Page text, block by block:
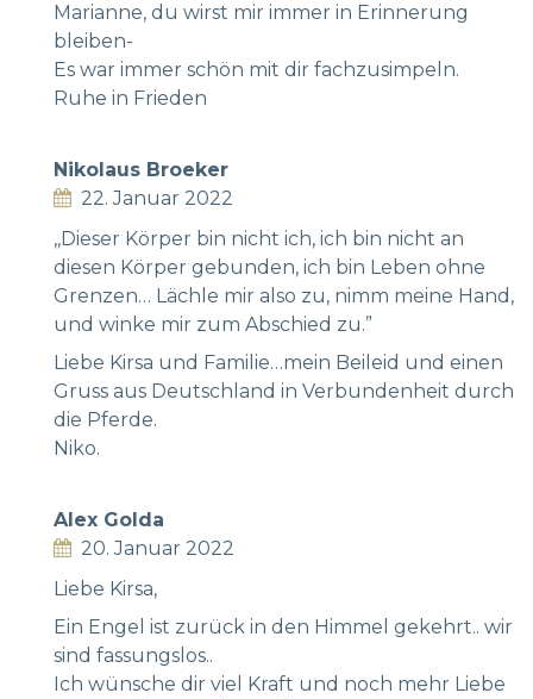
Marianne, du wirst mir immer in Erinnerung
bleiben-
Es war immer schön mit dir fachzusimpeln.
Ruhe in Frieden
Nikolaus Broeker
22. Januar 2022
,,Dieser Körper bin nicht ich, ich bin nicht an
diesen Körper gebunden, ich bin Leben ohne
Grenzen… Lächle mir also zu, nimm meine Hand,
und winke mir zum Abschied zu.”
Liebe Kirsa und Familie…mein Beileid und einen
Gruss aus Deutschland in Verbundenheit durch
die Pferde.
Niko.
Alex Golda
20. Januar 2022
Liebe Kirsa,
Ein Engel ist zurück in den Himmel gekehrt.. wir
sind fassungslos..
Ich wünsche dir viel Kraft und noch mehr Liebe